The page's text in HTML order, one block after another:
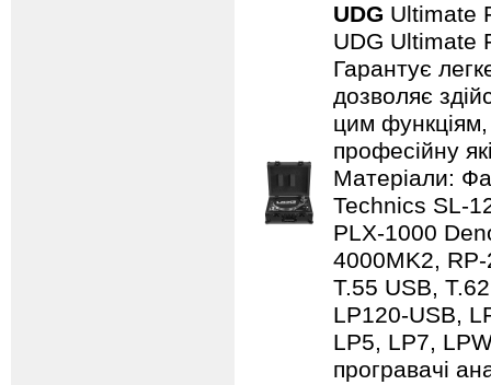
UDG Ultimate
UDG Ultimate
Гарантує
дозволяє
цим
професійну
Матеріали:
Technics SL-
PLX-1000
4000MK2,
T.55 USB,
LP120-USB,
LP5, LP7,
програвачі